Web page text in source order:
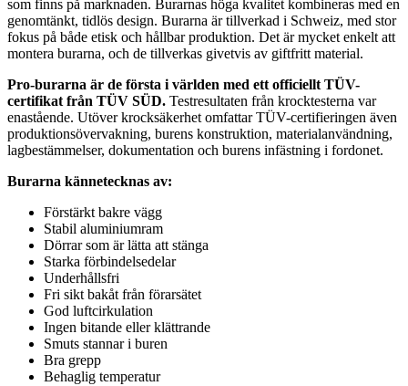
som finns på marknaden. Burarnas höga kvalitet kombineras med en
genomtänkt, tidlös design. Burarna är tillverkad i Schweiz, med stor
fokus på både etisk och hållbar produktion. Det är mycket enkelt att
montera burarna, och de tillverkas givetvis av giftfritt material.
Pro-burarna är de första i världen med ett officiellt TÜV-
certifikat från TÜV SÜD. Testresultaten från krocktesterna var
enastående. Utöver krocksäkerhet omfattar TÜV-certifieringen även
produktionsövervakning, burens konstruktion, materialanvändning,
lagbestämmelser, dokumentation och burens infästning i fordonet.
Burarna kännetecknas av:
Förstärkt bakre vägg
Stabil aluminiumram
Dörrar som är lätta att stänga
Starka förbindelsedelar
Underhållsfri
Fri sikt bakåt från förarsätet
God luftcirkulation
Ingen bitande eller klättrande
Smuts stannar i buren
Bra grepp
Behaglig temperatur